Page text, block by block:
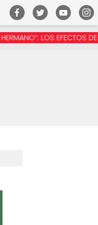
EFECTOS DE LA